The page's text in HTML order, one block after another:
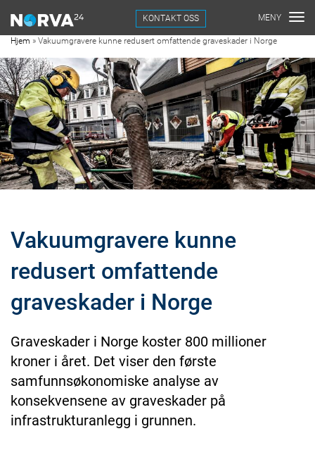
KONTAKT OSS
Hjem » Vakuumgravere kunne redusert omfattende graveskader i Norge
Vakuumgravere kunne
redusert omfattende
graveskader i Norge
Graveskader i Norge koster 800 millioner
kroner i året. Det viser den første
samfunnsøkonomiske analyse av
konsekvensene av graveskader på
infrastrukturanlegg i grunnen.